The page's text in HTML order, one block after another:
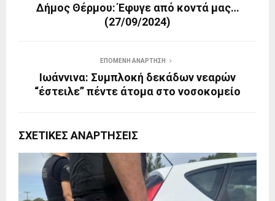
Δήμος Θέρμου: Έφυγε από κοντά μας…
(27/09/2024)
ΕΠΌΜΕΝΗ ΑΝΆΡΤΗΣΗ
Ιωάννινα: Συμπλοκή δεκάδων νεαρών
“έστειλε” πέντε άτομα στο νοσοκομείο
ΣΧΕΤΙΚΈΣ ΑΝΑΡΤΉΣΕΙΣ